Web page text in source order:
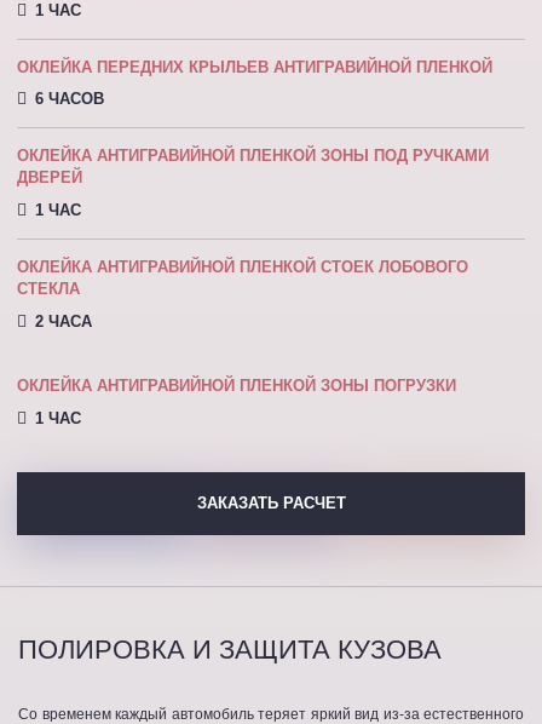
1 ЧАС
ОКЛЕЙКА ПЕРЕДНИХ КРЫЛЬЕВ АНТИГРАВИЙНОЙ ПЛЕНКОЙ
6 ЧАСОВ
ОКЛЕЙКА АНТИГРАВИЙНОЙ ПЛЕНКОЙ ЗОНЫ ПОД РУЧКАМИ
ДВЕРЕЙ
1 ЧАС
ОКЛЕЙКА АНТИГРАВИЙНОЙ ПЛЕНКОЙ СТОЕК ЛОБОВОГО
СТЕКЛА
2 ЧАСА
ОКЛЕЙКА АНТИГРАВИЙНОЙ ПЛЕНКОЙ ЗОНЫ ПОГРУЗКИ
1 ЧАС
ЗАКАЗАТЬ РАСЧЕТ
ПОЛИРОВКА И ЗАЩИТА КУЗОВА
Со временем каждый автомобиль теряет яркий вид из-за естественного